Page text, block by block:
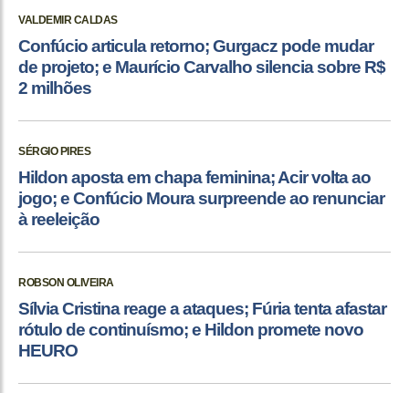
VALDEMIR CALDAS
Confúcio articula retorno; Gurgacz pode mudar
de projeto; e Maurício Carvalho silencia sobre R$
2 milhões
SÉRGIO PIRES
Hildon aposta em chapa feminina; Acir volta ao
jogo; e Confúcio Moura surpreende ao renunciar
à reeleição
ROBSON OLIVEIRA
Sílvia Cristina reage a ataques; Fúria tenta afastar
rótulo de continuísmo; e Hildon promete novo
HEURO